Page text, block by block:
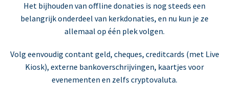
Het bijhouden van offline donaties is nog steeds een
belangrijk onderdeel van kerkdonaties, en nu kun je ze
allemaal op één plek volgen.
Volg eenvoudig contant geld, cheques, creditcards (met Live
Kiosk), externe bankoverschrijvingen, kaartjes voor
evenementen en zelfs cryptovaluta.